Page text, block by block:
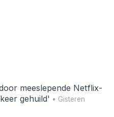
meeslepende Netflix-
gehuild' • Gisteren